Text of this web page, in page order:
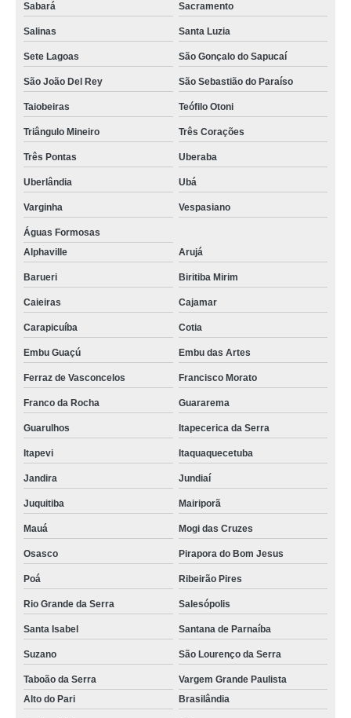
Sabará Sacramento
Salinas Santa Luzia
Sete Lagoas São Gonçalo do Sapucaí
São João Del Rey São Sebastião do Paraíso
Taiobeiras Teófilo Otoni
Triângulo Mineiro Três Corações
Três Pontas Uberaba
Uberlândia Ubá
Varginha Vespasiano
Águas Formosas
Alphaville
Arujá
Barueri Biritiba Mirim
Caieiras Cajamar
Carapicuíba Cotia
Embu Guaçú Embu das Artes
Ferraz de Vasconcelos Francisco Morato
Franco da Rocha Guararema
Guarulhos Itapecerica da Serra
Itapevi Itaquaquecetuba
Jandira Jundiaí
Juquitiba Mairiporã
Mauá Mogi das Cruzes
Osasco Pirapora do Bom Jesus
Poá Ribeirão Pires
Rio Grande da Serra Salesópolis
Santa Isabel Santana de Parnaíba
Suzano São Lourenço da Serra
Taboão da Serra
Vargem Grande Paulista
Alto do Pari
Brasilândia